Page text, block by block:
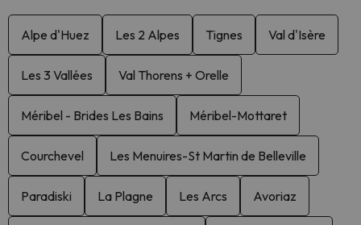
Alpe d'Huez Les 2 Alpes Tignes Val d'Isère
Les 3 Vallées Val Thorens + Orelle
Méribel - Brides Les Bains Méribel-Mottaret
Courchevel Les Menuires-St Martin de Belleville
Paradiski La Plagne Les Arcs Avoriaz